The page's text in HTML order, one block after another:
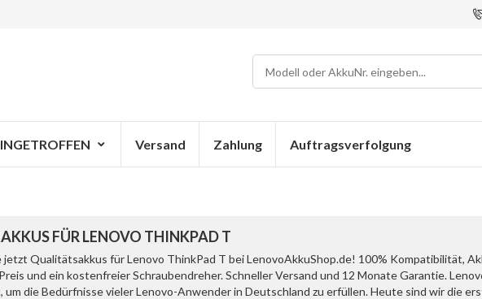
Versand Zahlung Auftragsverfolgung
FÜR LENOVO THINKPAD T
jetzt Qualitätsakkus für Lenovo ThinkPad T bei LenovoAkkuShop.de! 100% Kompatibilität,
und ein kostenfreier Schraubendreher. Schneller Versand und 12 Monate Garantie.
um die Bedürfnisse vieler Lenovo-Anwender in Deutschland zu erfüllen. Heute sind wir die